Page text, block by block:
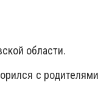
области.
с